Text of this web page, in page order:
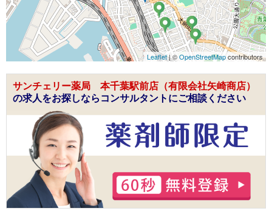
Leaflet| ©OpenStreetMapcontributors
サンチェリー薬局 本千葉駅前店（有限会社矢崎商店）
の求人をお探しならコンサルタントにご相談ください